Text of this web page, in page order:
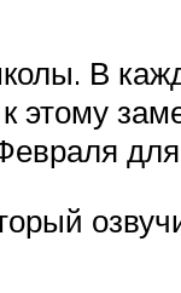
В
этому